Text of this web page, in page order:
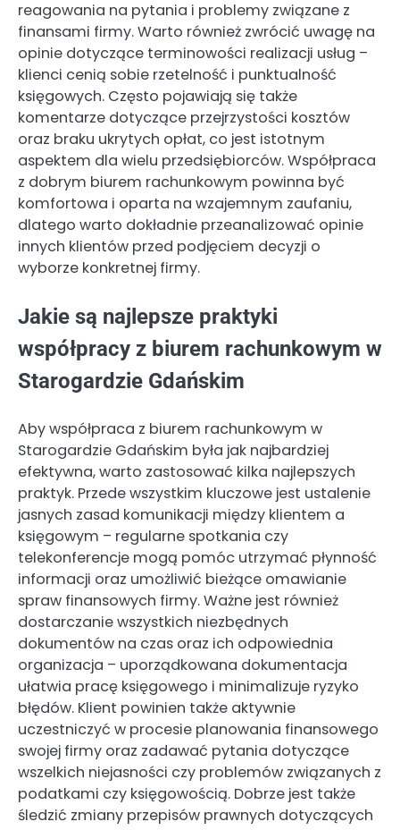
reagowania na pytania i problemy związane z
finansami firmy. Warto również zwrócić uwagę na
opinie dotyczące terminowości realizacji usług –
klienci cenią sobie rzetelność i punktualność
księgowych. Często pojawiają się także
komentarze dotyczące przejrzystości kosztów
oraz braku ukrytych opłat, co jest istotnym
aspektem dla wielu przedsiębiorców. Współpraca
z dobrym biurem rachunkowym powinna być
komfortowa i oparta na wzajemnym zaufaniu,
dlatego warto dokładnie przeanalizować opinie
innych klientów przed podjęciem decyzji o
wyborze konkretnej firmy.
Jakie są najlepsze praktyki
współpracy z biurem rachunkowym w
Starogardzie Gdańskim
Aby współpraca z biurem rachunkowym w
Starogardzie Gdańskim była jak najbardziej
efektywna, warto zastosować kilka najlepszych
praktyk. Przede wszystkim kluczowe jest ustalenie
jasnych zasad komunikacji między klientem a
księgowym – regularne spotkania czy
telekonferencje mogą pomóc utrzymać płynność
informacji oraz umożliwić bieżące omawianie
spraw finansowych firmy. Ważne jest również
dostarczanie wszystkich niezbędnych
dokumentów na czas oraz ich odpowiednia
organizacja – uporządkowana dokumentacja
ułatwia pracę księgowego i minimalizuje ryzyko
błędów. Klient powinien także aktywnie
uczestniczyć w procesie planowania finansowego
swojej firmy oraz zadawać pytania dotyczące
wszelkich niejasności czy problemów związanych z
podatkami czy księgowością. Dobrze jest także
śledzić zmiany przepisów prawnych dotyczących